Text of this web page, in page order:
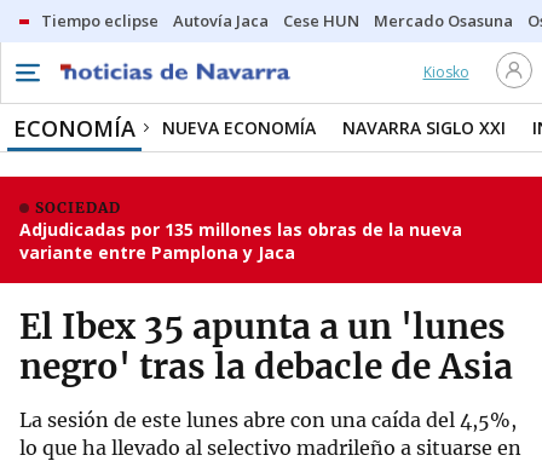
Tiempo eclipse Autovía Jaca Cese HUN Mercado Osasuna
Kiosko
ECONOMÍA NUEVA ECONOMÍA NAVARRA SIGLO XXI
SOCIEDAD
Adjudicadas por 135 millones las obras de la nueva
variante entre Pamplona y Jaca
El Ibex 35 apunta a un 'lunes
negro' tras la debacle de Asia
La sesión de este lunes abre con una caída del 4,5%,
lo que ha llevado al selectivo madrileño a situarse en